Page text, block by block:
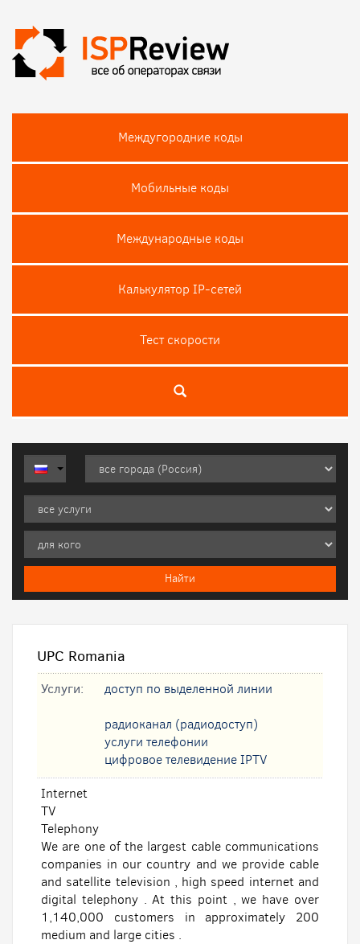
Междугородние коды
Мобильные коды
Международные коды
Калькулятор IP-сетей
Тест скороcти
UPC Romania
Услуги: доступ по выделенной линии
радиоканал (радиодоступ)
услуги телефонии
цифровое телевидение IPTV
Internet
TV
Telephony
We are one of the largest cable communications
companies in our country and we provide cable
and satellite television , high speed internet and
digital telephony . At this point , we have over
1,140,000 customers in approximately 200
medium and large cities .